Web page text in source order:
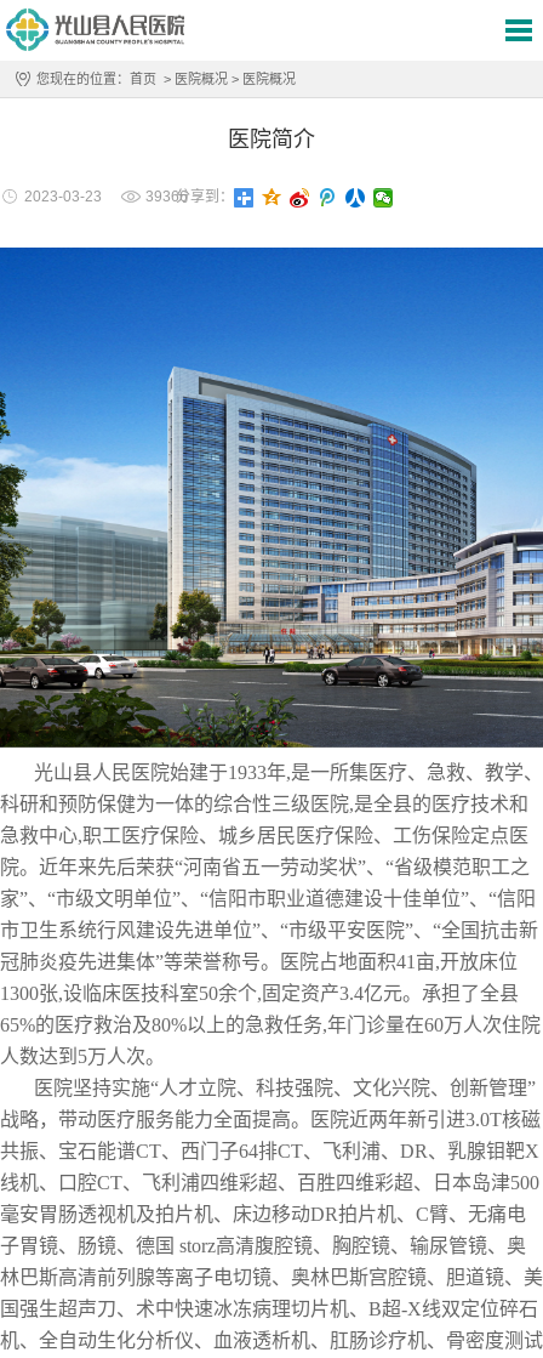
您现在的位置： 首页 > 医院概况 > 医院概况
医院简介
2023-03-23 39366分享到：
光山县人民医院始建于1933年,是一所集医疗、急救、教学、
科研和预防保健为一体的综合性三级医院,是全县的医疗技术和
急救中心,职工医疗保险、城乡居民医疗保险、工伤保险定点医
院。近年来先后荣获“河南省五一劳动奖状”、“省级模范职工之
家”、“市级文明单位”、“信阳市职业道德建设十佳单位”、“信阳
市卫生系统行风建设先进单位”、“市级平安医院”、“全国抗击新
冠肺炎疫先进集体”等荣誉称号。医院占地面积41亩,开放床位
1300张,设临床医技科室50余个,固定资产3.4亿元。承担了全县
65%的医疗救治及80%以上的急救任务,年门诊量在60万人次住院
人数达到5万人次。
医院坚持实施“人才立院、科技强院、文化兴院、创新管理”
战略，带动医疗服务能力全面提高。医院近两年新引进3.0T核磁
共振、宝石能谱CT、西门子64排CT、飞利浦、DR、乳腺钼靶X
线机、口腔CT、飞利浦四维彩超、百胜四维彩超、日本岛津500
毫安胃肠透视机及拍片机、床边移动DR拍片机、C臂、无痛电
子胃镜、肠镜、德国 storz高清腹腔镜、胸腔镜、输尿管镜、奥
林巴斯高清前列腺等离子电切镜、奥林巴斯宫腔镜、胆道镜、美
国强生超声刀、术中快速冰冻病理切片机、B超-X线双定位碎石
机、全自动生化分析仪、血液透析机、肛肠诊疗机、骨密度测试